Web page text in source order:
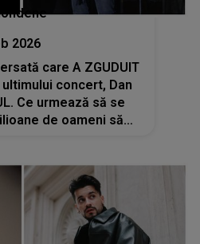
2026
care A ZGUDUIT
ultimului concert, Dan
Ce urmează să se
de oameni să